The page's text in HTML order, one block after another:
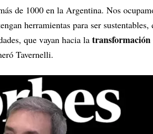
de 1000 en la Argentina. Nos
herramientas para ser sustentables,
que vayan hacia la transformación
Tavernelli.